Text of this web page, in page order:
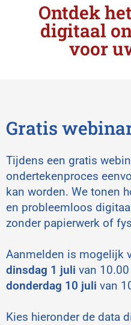
Ontdek
digitaal
voor
Gratis
Tijdens een gratis
ondertekenproces
kan worden. We tonen
en probleemloos
zonder papierwerk of
Aanmelden is mogelijk
dinsdag 1 juli van
donderdag 10 juli van
Kies hieronder de data